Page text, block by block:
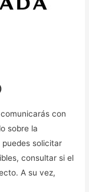
con
sobre la
solicitar
consultar si el
A su vez,